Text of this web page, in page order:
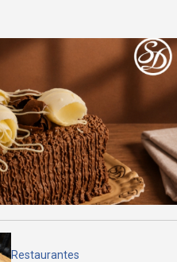
Restaurantes